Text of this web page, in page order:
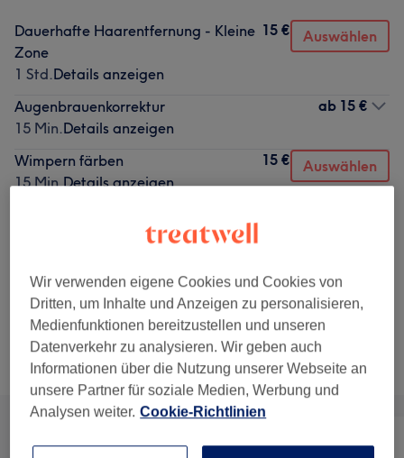
Dauerhafte Haarentfernung - Kleine
Zone
1 Std.Details anzeigen
15 € Auswählen
Augenbrauenkorrektur
15 Min.Details anzeigen
ab 15 €
Wimpern färben
15 Min.Details anzeigen
15 € Auswählen
Details anzeigen
Wangen
1 Std.Details anzeigen
Auswählen
Alle Services
Wir verwenden eigene Cookies und Cookies von
Dritten, um Inhalte und Anzeigen zu personalisieren,
Medienfunktionen bereitzustellen und unseren
Datenverkehr zu analysieren. Wir geben auch
Informationen über die Nutzung unserer Webseite an
unsere Partner für soziale Medien, Werbung und
Analysen weiter. Cookie-Richtlinien